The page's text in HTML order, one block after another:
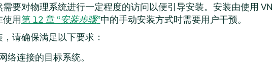
要对物理系统进行一定程度的访问以便引导安装。安装由使用
使用第 12 章 “安装步骤”中的手动安装方式时需要用户干预。
请确保满足以下要求：
络连接的目标系统。